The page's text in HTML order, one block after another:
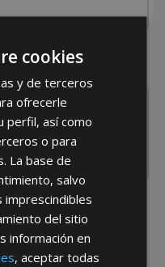
empresa?
de Privacidad
cookies
y de terceros
ofrecerle
perfil, así como
o para
La base de
salvo
imprescindibles
del sitio
información en
, aceptar todas